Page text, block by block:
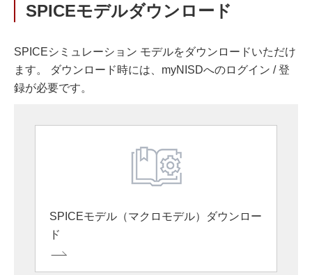
SPICEモデルダウンロード
SPICEシミュレーション モデルをダウンロードいただけ
ます。 ダウンロード時には、myNISDへのログイン / 登
録が必要です。
SPICEモデル（マクロモデル）ダウンロー
ド